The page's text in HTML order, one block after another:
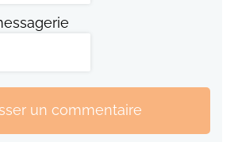
un commentaire